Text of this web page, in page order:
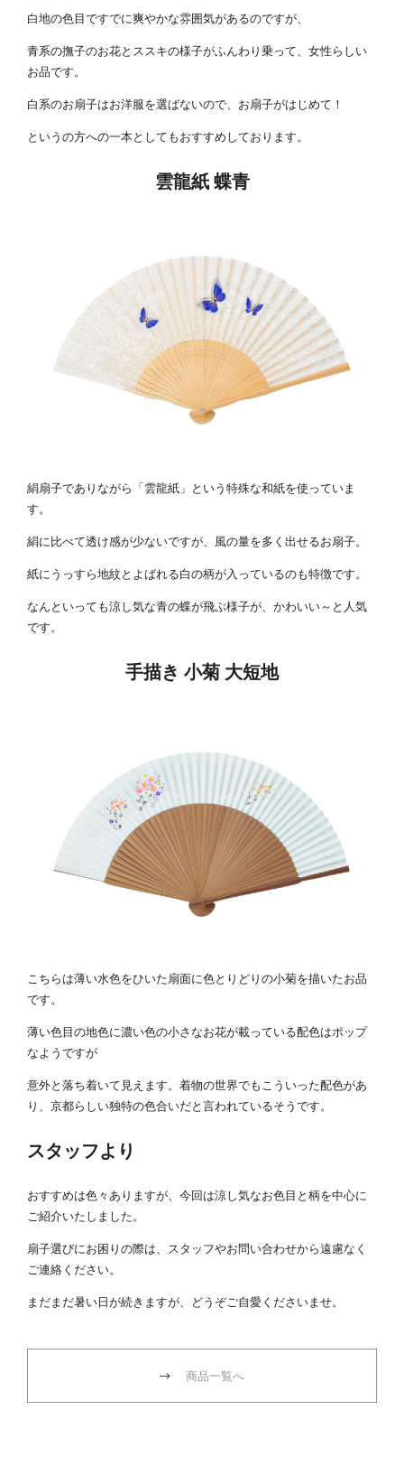
白地の色目ですでに爽やかな雰囲気があるのですが、
青系の撫子のお花とススキの様子がふんわり乗って、女性らしい
お品です。
白系のお扇子はお洋服を選ばないので、お扇子がはじめて！
というの方への一本としてもおすすめしております。
雲龍紙 蝶青
絹扇子でありながら「雲龍紙」という特殊な和紙を使っていま
す。
絹に比べて透け感が少ないですが、風の量を多く出せるお扇子。
紙にうっすら地紋とよばれる白の柄が入っているのも特徴です。
なんといっても涼し気な青の蝶が飛ぶ様子が、かわいい～と人気
です。
手描き 小菊 大短地
こちらは薄い水色をひいた扇面に色とりどりの小菊を描いたお品
です。
薄い色目の地色に濃い色の小さなお花が載っている配色はポップ
なようですが
意外と落ち着いて見えます。着物の世界でもこういった配色があ
り、京都らしい独特の色合いだと言われているそうです。
スタッフより
おすすめは色々ありますが、今回は涼し気なお色目と柄を中心に
ご紹介いたしました。
扇子選びにお困りの際は、スタッフやお問い合わせから遠慮なく
ご連絡ください。
まだまだ暑い日が続きますが、どうぞご自愛くださいませ。
商品一覧へ